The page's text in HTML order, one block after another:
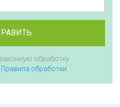
обработку
Правила обработки